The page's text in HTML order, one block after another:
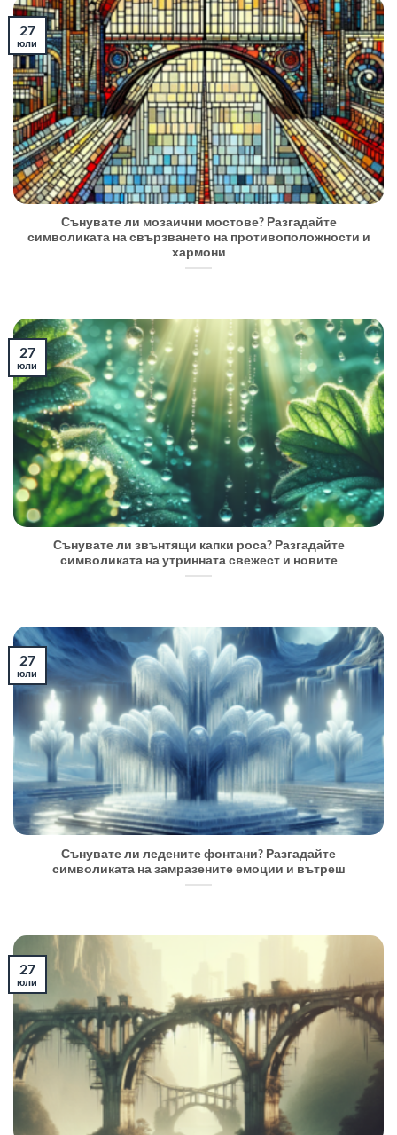
Сънувате ли мозаични мостове? Разгадайте
символиката на свързването на противоположности и
хармони
27
юли
Сънувате ли звънтящи капки роса? Разгадайте
символиката на утринната свежест и новите
27
юли
Сънувате ли ледените фонтани? Разгадайте
символиката на замразените емоции и вътреш
27
юли
27
юли